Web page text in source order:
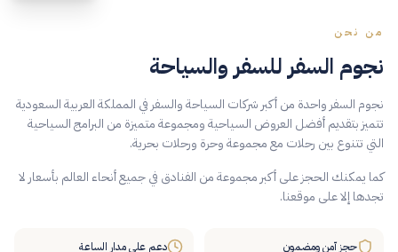
من نحن
نجوم السفر للسفر والسياحة
نجوم السفر واحدة من أكبر شركات السياحة والسفر في المملكة العربية السعودية
تتميز بتقديم أفضل العروض السياحية ومجموعة متميزة من البرامج السياحية
التي تتنوع بين رحلات مع مجموعة وحرة ورحلات بحرية.
كما يمكنك الحجز على أكبر مجموعة من الفنادق في جميع أنحاء العالم بأسعار لا
تجدها إلا على موقعنا.
حجز آمن ومضمون دعم على مدار الساعة